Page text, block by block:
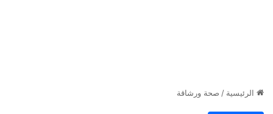
الرئيسية / صحة ورشاقة